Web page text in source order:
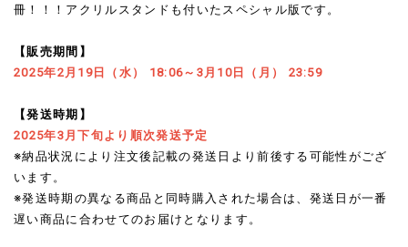
冊！！！アクリルスタンドも付いたスペシャル版です。
【販売期間】
2025年2月19日（水） 18:06～3月10日（月） 23:59
【発送時期】
2025年3月下旬より順次発送予定
※納品状況により注文後記載の発送日より前後する可能性がござ
います。
※発送時期の異なる商品と同時購入された場合は、発送日が一番
遅い商品に合わせてのお届けとなります。